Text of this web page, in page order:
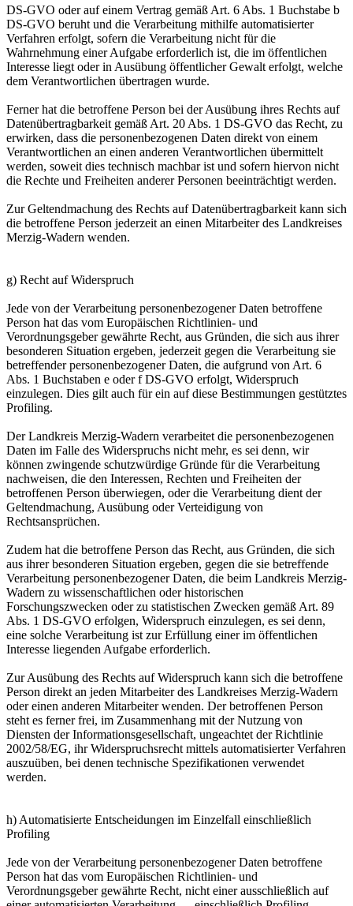
DS-GVO oder auf einem Vertrag gemäß Art. 6 Abs. 1 Buchstabe b
DS-GVO beruht und die Verarbeitung mithilfe automatisierter
Verfahren erfolgt, sofern die Verarbeitung nicht für die
Wahrnehmung einer Aufgabe erforderlich ist, die im öffentlichen
Interesse liegt oder in Ausübung öffentlicher Gewalt erfolgt, welche
dem Verantwortlichen übertragen wurde.
Ferner hat die betroffene Person bei der Ausübung ihres Rechts auf
Datenübertragbarkeit gemäß Art. 20 Abs. 1 DS-GVO das Recht, zu
erwirken, dass die personenbezogenen Daten direkt von einem
Verantwortlichen an einen anderen Verantwortlichen übermittelt
werden, soweit dies technisch machbar ist und sofern hiervon nicht
die Rechte und Freiheiten anderer Personen beeinträchtigt werden.
Zur Geltendmachung des Rechts auf Datenübertragbarkeit kann sich
die betroffene Person jederzeit an einen Mitarbeiter des Landkreises
Merzig-Wadern wenden.
g) Recht auf Widerspruch
Jede von der Verarbeitung personenbezogener Daten betroffene
Person hat das vom Europäischen Richtlinien- und
Verordnungsgeber gewährte Recht, aus Gründen, die sich aus ihrer
besonderen Situation ergeben, jederzeit gegen die Verarbeitung sie
betreffender personenbezogener Daten, die aufgrund von Art. 6
Abs. 1 Buchstaben e oder f DS-GVO erfolgt, Widerspruch
einzulegen. Dies gilt auch für ein auf diese Bestimmungen gestütztes
Profiling.
Der Landkreis Merzig-Wadern verarbeitet die personenbezogenen
Daten im Falle des Widerspruchs nicht mehr, es sei denn, wir
können zwingende schutzwürdige Gründe für die Verarbeitung
nachweisen, die den Interessen, Rechten und Freiheiten der
betroffenen Person überwiegen, oder die Verarbeitung dient der
Geltendmachung, Ausübung oder Verteidigung von
Rechtsansprüchen.
Zudem hat die betroffene Person das Recht, aus Gründen, die sich
aus ihrer besonderen Situation ergeben, gegen die sie betreffende
Verarbeitung personenbezogener Daten, die beim Landkreis Merzig-
Wadern zu wissenschaftlichen oder historischen
Forschungszwecken oder zu statistischen Zwecken gemäß Art. 89
Abs. 1 DS-GVO erfolgen, Widerspruch einzulegen, es sei denn,
eine solche Verarbeitung ist zur Erfüllung einer im öffentlichen
Interesse liegenden Aufgabe erforderlich.
Zur Ausübung des Rechts auf Widerspruch kann sich die betroffene
Person direkt an jeden Mitarbeiter des Landkreises Merzig-Wadern
oder einen anderen Mitarbeiter wenden. Der betroffenen Person
steht es ferner frei, im Zusammenhang mit der Nutzung von
Diensten der Informationsgesellschaft, ungeachtet der Richtlinie
2002/58/EG, ihr Widerspruchsrecht mittels automatisierter Verfahren
auszuüben, bei denen technische Spezifikationen verwendet
werden.
h) Automatisierte Entscheidungen im Einzelfall einschließlich
Profiling
Jede von der Verarbeitung personenbezogener Daten betroffene
Person hat das vom Europäischen Richtlinien- und
Verordnungsgeber gewährte Recht, nicht einer ausschließlich auf